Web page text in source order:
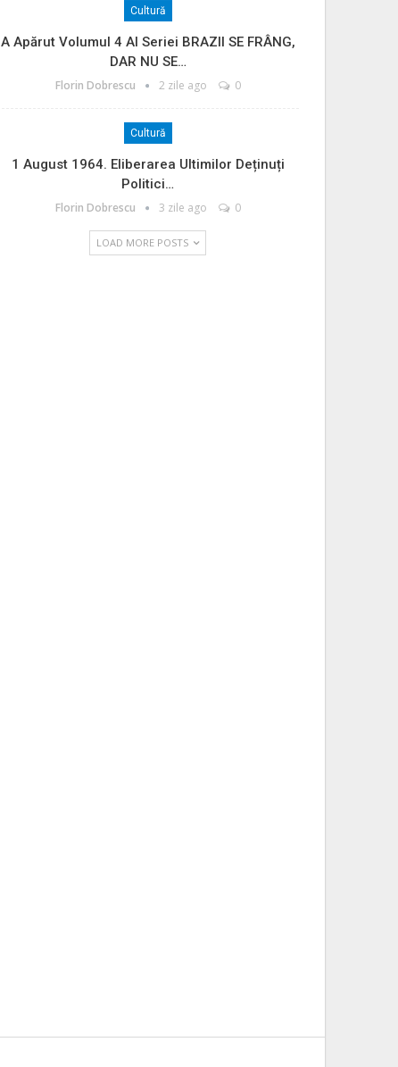
Cultură
A Apărut Volumul 4 Al Seriei BRAZII SE FRÂNG,
DAR NU SE…
Florin Dobrescu 2 zile ago 0
Cultură
1 August 1964. Eliberarea Ultimilor Deținuți
Politici…
Florin Dobrescu 3 zile ago 0
LOAD MORE POSTS